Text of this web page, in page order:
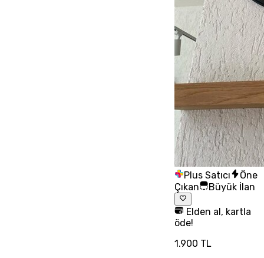
Plus Satıcı
Öne
Çıkan
Büyük İlan
Elden al, kartla
öde!
1.900 TL